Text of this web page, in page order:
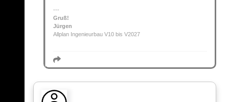
Gruß!
Jürgen
Allplan Ingenieurbau V10 bis V2027